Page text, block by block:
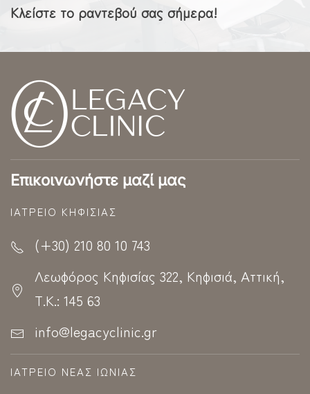
Κλείστε το ραντεβού σας σήμερα!
Επικοινωνήστε μαζί μας
ΙΑΤΡΕΊΟ ΚΗΦΙΣΊΑΣ
(+30) 210 80 10 743
Λεωφόρος Κηφισίας 322, Κηφισιά, Αττική,
Τ.Κ.: 145 63
info@legacyclinic.gr
ΙΑΤΡΕΊΟ ΝΈΑΣ ΙΩΝΊΑΣ